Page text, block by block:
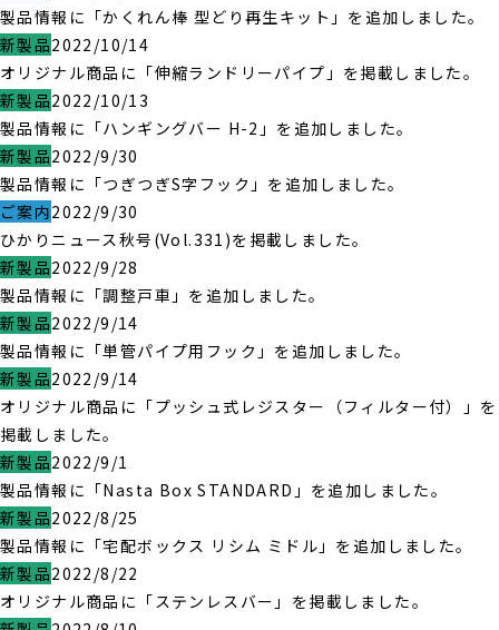
製品情報に「かくれん棒 型どり再生キット」を追加しました。
新製品2022/10/14
オリジナル商品に「伸縮ランドリーパイプ」を掲載しました。
新製品2022/10/13
製品情報に「ハンギングバー H-2」を追加しました。
新製品2022/9/30
製品情報に「つぎつぎS字フック」を追加しました。
ご案内2022/9/30
ひかりニュース秋号(Vol.331)を掲載しました。
新製品2022/9/28
製品情報に「調整戸車」を追加しました。
新製品2022/9/14
製品情報に「単管パイプ用フック」を追加しました。
新製品2022/9/14
オリジナル商品に「プッシュ式レジスター（フィルター付）」を
掲載しました。
新製品2022/9/1
製品情報に「Nasta Box STANDARD」を追加しました。
新製品2022/8/25
製品情報に「宅配ボックス リシム ミドル」を追加しました。
新製品2022/8/22
オリジナル商品に「ステンレスバー」を掲載しました。